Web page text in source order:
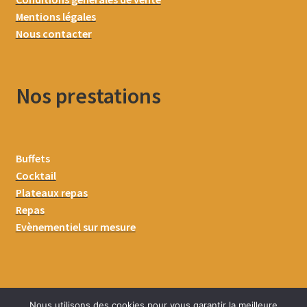
Mentions légales
Nous contacter
Nos prestations
Buffets
Cocktail
Plateaux repas
Repas
Evènementiel sur mesure